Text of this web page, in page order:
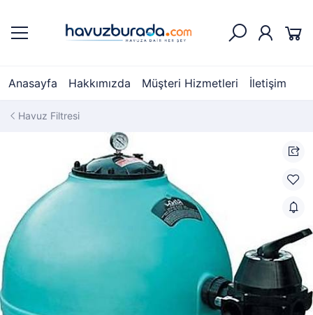
Anasayfa Hakkımızda Müşteri Hizmetleri İletişim
Havuz Filtresi